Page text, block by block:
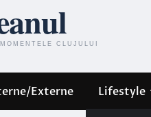
Externe Lifestyle